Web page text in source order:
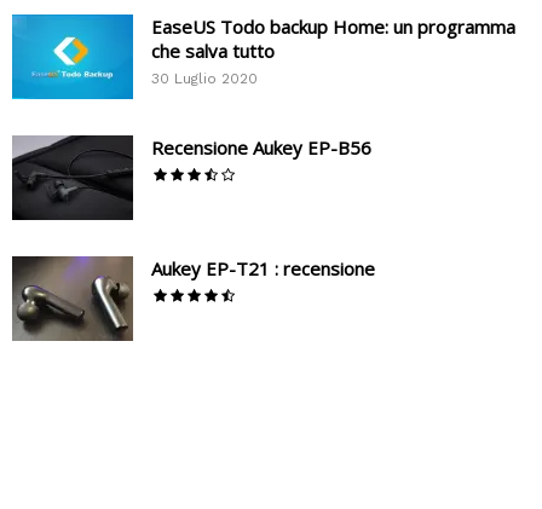
EaseUS Todo backup Home: un programma
che salva tutto
30 Luglio 2020
Recensione Aukey EP-B56
Aukey EP-T21 : recensione